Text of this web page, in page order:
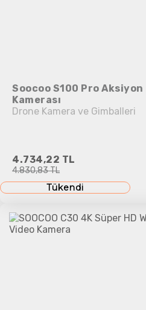
Soocoo S100 Pro Aksiyon
Kamerası
Drone Kamera ve Gimballeri
4.734,22 TL
4.830,83 TL
Tükendi